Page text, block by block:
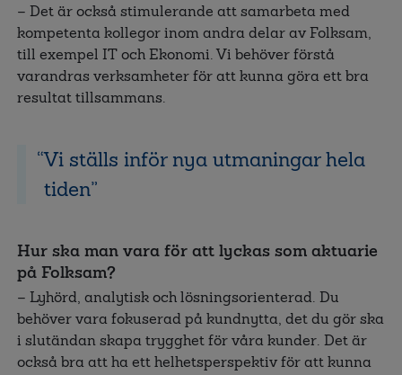
– Det är också stimulerande att samarbeta med
kompetenta kollegor inom andra delar av Folksam,
till exempel IT och Ekonomi. Vi behöver förstå
varandras verksamheter för att kunna göra ett bra
resultat tillsammans.
Vi ställs inför nya utmaningar hela
tiden
Hur ska man vara för att lyckas som aktuarie
på Folksam?
– Lyhörd, analytisk och lösningsorienterad. Du
behöver vara fokuserad på kundnytta, det du gör ska
i slutändan skapa trygghet för våra kunder. Det är
också bra att ha ett helhetsperspektiv för att kunna